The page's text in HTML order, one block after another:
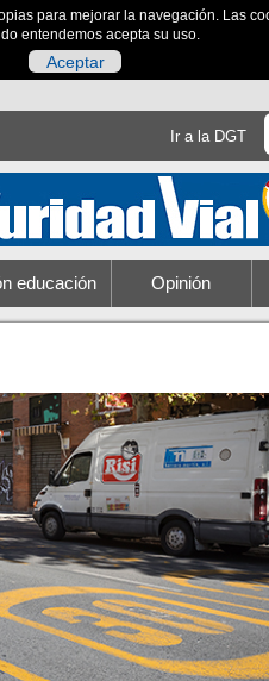
para mejorar la navegación. Las
entendemos acepta su uso.
Aceptar
Ir a la DGT
educación Opinión